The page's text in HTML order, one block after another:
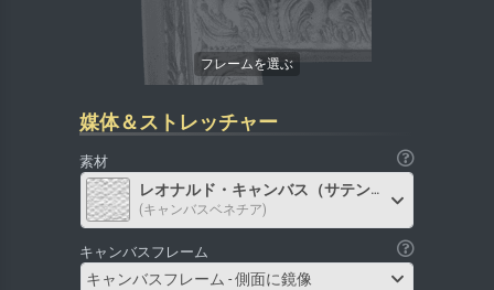
媒体＆ストレッチャー
素材
レオナルド・キャンバス（サテン）
(キャンバスベネチア)
キャンバスフレーム
キャンバスフレーム - 側面に鏡像